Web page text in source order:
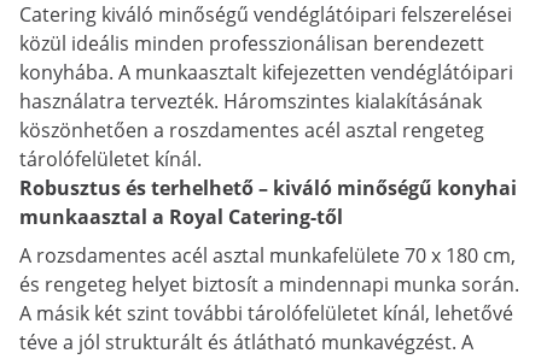
Catering kiváló minőségű vendéglátóipari felszerelései
közül ideális minden professzionálisan berendezett
konyhába. A munkaasztalt kifejezetten vendéglátóipari
használatra tervezték. Háromszintes kialakításának
köszönhetően a roszdamentes acél asztal rengeteg
tárolófelületet kínál.
Robusztus és terhelhető – kiváló minőségű konyhai
munkaasztal a Royal Catering-től
A rozsdamentes acél asztal munkafelülete 70 x 180 cm,
és rengeteg helyet biztosít a mindennapi munka során.
A másik két szint további tárolófelületet kínál, lehetővé
téve a jól strukturált és átlátható munkavégzést. A